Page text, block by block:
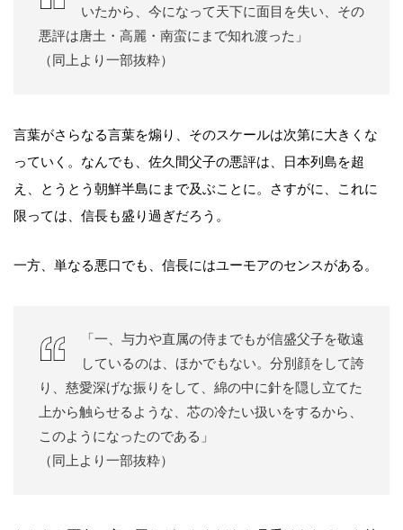
いたから、今になって天下に面目を失い、その
悪評は唐土・高麗・南蛮にまで知れ渡った」
（同上より一部抜粋）
言葉がさらなる言葉を煽り、そのスケールは次第に大きくな
っていく。なんでも、佐久間父子の悪評は、日本列島を超
え、とうとう朝鮮半島にまで及ぶことに。さすがに、これに
限っては、信長も盛り過ぎだろう。
一方、単なる悪口でも、信長にはユーモアのセンスがある。
「一、与力や直属の侍までもが信盛父子を敬遠
しているのは、ほかでもない。分別顔をして誇
り、慈愛深げな振りをして、綿の中に針を隠し立てた
上から触らせるような、芯の冷たい扱いをするから、
このようになったのである」
（同上より一部抜粋）